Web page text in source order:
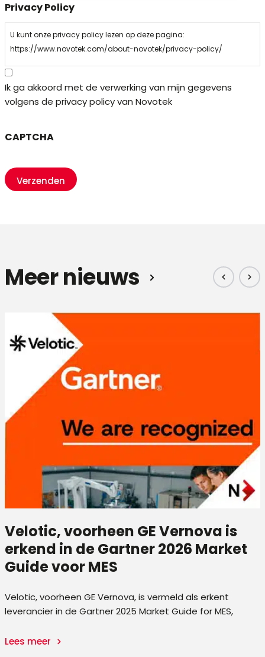
Privacy Policy
U kunt onze privacy policy lezen op deze pagina:
https://www.novotek.com/about-novotek/privacy-policy/
Ik ga akkoord met de verwerking van mijn gegevens
volgens de privacy policy van Novotek
CAPTCHA
Meer nieuws
Velotic, voorheen GE Vernova is
erkend in de Gartner 2026 Market
Guide voor MES
Velotic, voorheen GE Vernova, is vermeld als erkent
leverancier in de Gartner 2025 Market Guide for MES,
Lees meer